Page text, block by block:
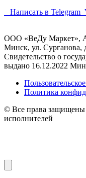
Написать в Telegram
ООО «ВеДу Маркет»,
Минск, ул. Сурганова,
Свидетельство о
выдано 16.12.2022
Политика
© Все права защищены
исполнителей